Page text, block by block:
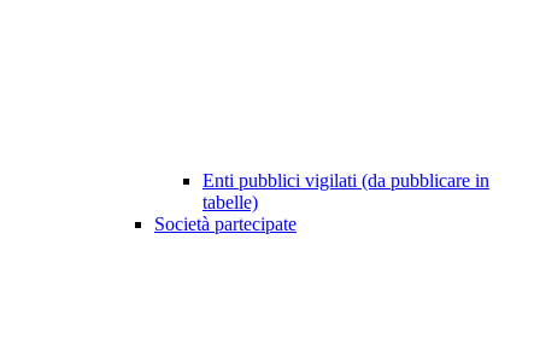
Enti pubblici vigilati (da pubblicare in
tabelle)
Società partecipate